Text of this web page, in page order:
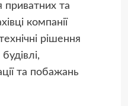
приватних та
компанії
рішення
та побажань